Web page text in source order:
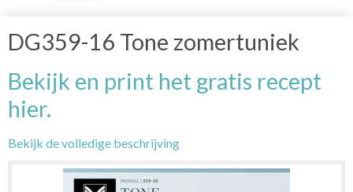
DG359-16 Tone zomertuniek
Bekijk en print het gratis recept
hier.
Bekijk de volledige beschrijving